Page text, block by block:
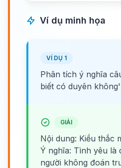
Ví dụ minh họa
VÍ DỤ 1
Phân tích ý nghĩa
biết có duyên không'
GIẢI
Nội dung: Kiều thắc
Ý nghĩa: Tình yêu là
người không đoán